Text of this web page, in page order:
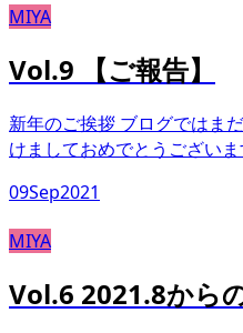
MIYA
Vol.9 【ご報告】
新年のご挨拶 ブログではま
けましておめでとうござい
09Sep2021
MIYA
Vol.6 2021.8から